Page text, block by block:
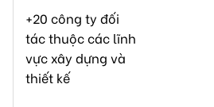
+20 công ty đối
tác thuộc các lĩnh
vực xây dựng và
thiết kế